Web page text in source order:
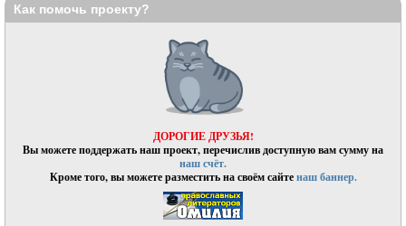
Как помочь проекту?
ДОРОГИЕ ДРУЗЬЯ!
Вы можете поддержать наш проект, перечислив доступную вам сумму на
наш счёт.
Кроме того, вы можете разместить на своём сайтенаш баннер.